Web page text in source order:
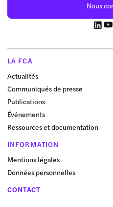
Nous
LA FCA
Actualités
Communiqués de presse
Publications
Événements
Ressources et documentation
INFORMATION
Mentions légales
Données personnelles
CONTACT